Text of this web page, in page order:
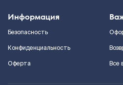
Информация
Безопасность
Конфиденциальность
Оферта
Все